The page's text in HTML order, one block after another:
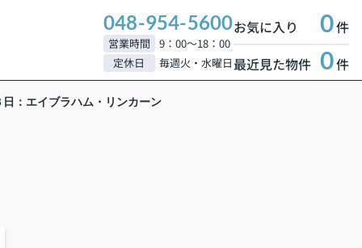
048-954-5600
営業時間
9：00～18：00
定休日
毎週火・水曜日
お気に入り 0件
最近見た物件 0件
日：エイブラハム・リンカーン